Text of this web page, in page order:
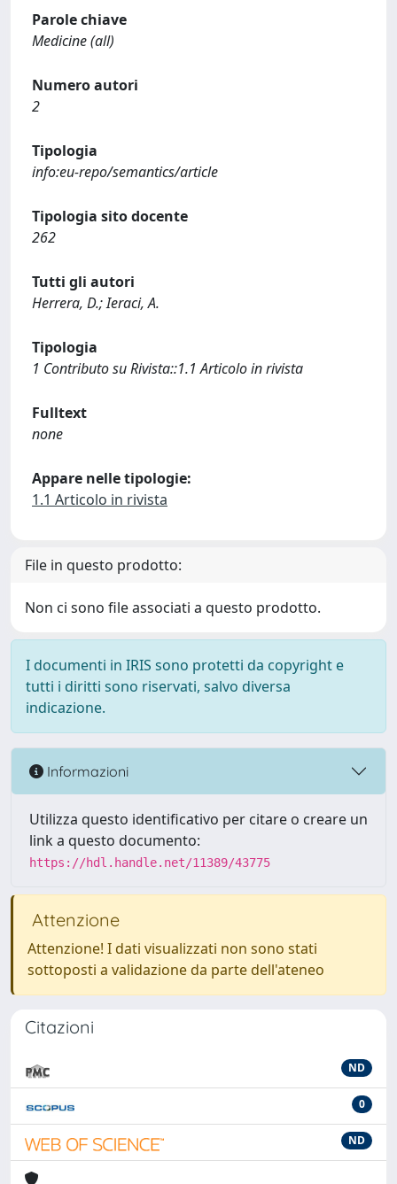
Parole chiave
Medicine (all)
Numero autori
2
Tipologia
info:eu-repo/semantics/article
Tipologia sito docente
262
Tutti gli autori
Herrera, D.; Ieraci, A.
Tipologia
1 Contributo su Rivista::1.1 Articolo in rivista
Fulltext
none
Appare nelle tipologie:
1.1 Articolo in rivista
File in questo prodotto:
Non ci sono file associati a questo prodotto.
I documenti in IRIS sono protetti da copyright e
tutti i diritti sono riservati, salvo diversa
indicazione.
Informazioni
Utilizza questo identificativo per citare o creare un
link a questo documento:
https://hdl.handle.net/11389/43775
Attenzione
Attenzione! I dati visualizzati non sono stati
sottoposti a validazione da parte dell'ateneo
Citazioni
ND
0
ND